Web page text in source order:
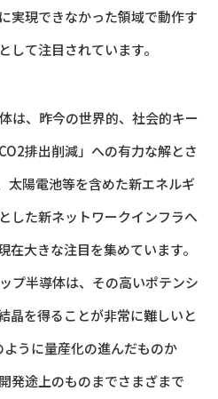
実現できなかった領域で動作す
して注目されています。
は、昨今の世界的、社会的キー
排出削減」への有力な解とさ
太陽電池等を含めた新エネルギ
した新ネットワークインフラへ
在大きな注目を集めています。
プ半導体は、その高いポテンシ
晶を得ることが非常に難しいと
うに量産化の進んだものか
発途上のものまでさまざまで